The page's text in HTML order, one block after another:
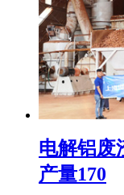
电解铝废
产量170